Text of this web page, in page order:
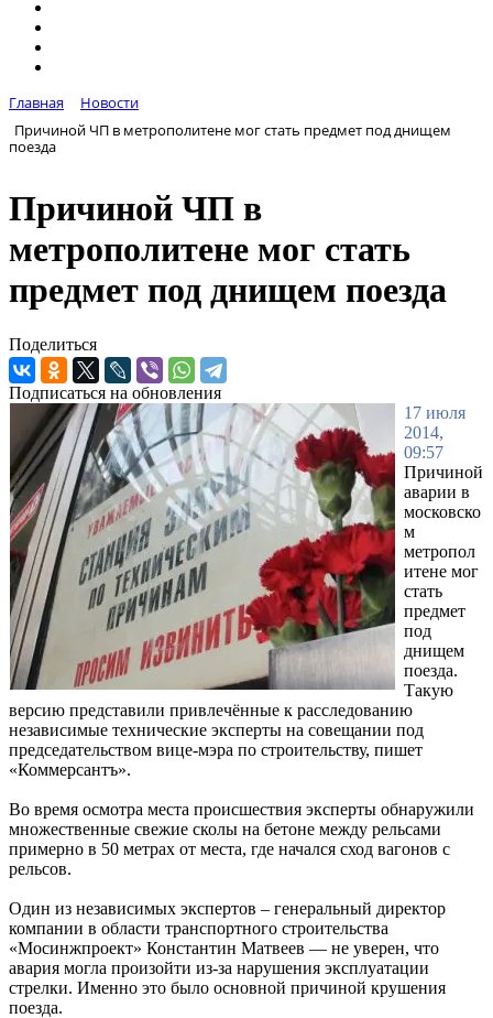
Главная
Новости
Причиной ЧП в метрополитене мог стать предмет под днищем
поезда
Причиной ЧП в
метрополитене мог стать
предмет под днищем поезда
Поделиться
Подписаться на обновления
17 июля
2014,
09:57
Причиной
аварии в
московско
м
метропол
итене мог
стать
предмет
под
днищем
поезда.
Такую
версию представили привлечённые к расследованию
независимые технические эксперты на совещании под
председательством вице-мэра по строительству, пишет
«Коммерсантъ».
Во время осмотра места происшествия эксперты обнаружили
множественные свежие сколы на бетоне между рельсами
примерно в 50 метрах от места, где начался сход вагонов с
рельсов.
Один из независимых экспертов – генеральный директор
компании в области транспортного строительства
«Мосинжпроект» Константин Матвеев — не уверен, что
авария могла произойти из-за нарушения эксплуатации
стрелки. Именно это было основной причиной крушения
поезда.